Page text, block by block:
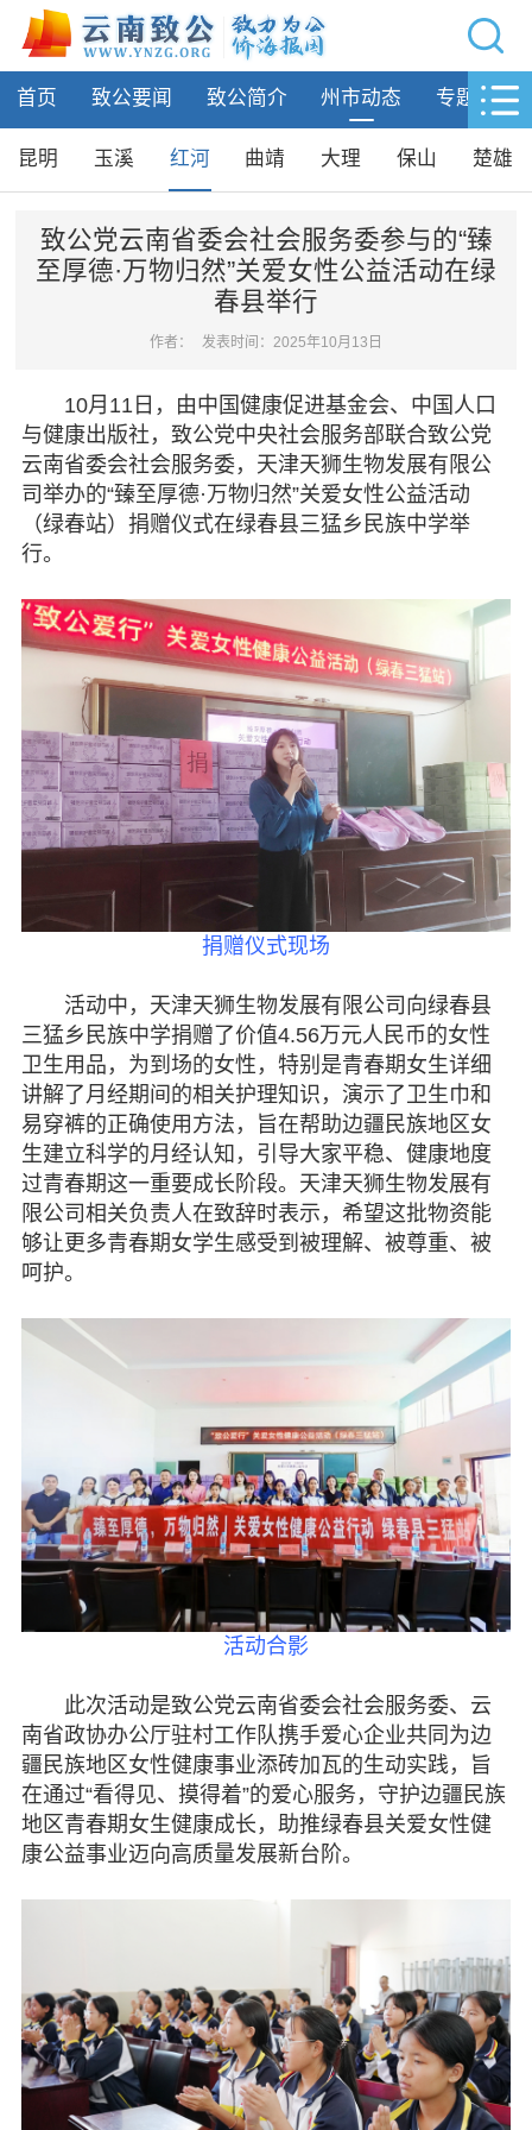
网站导航
首页
致公要闻
州市动态
昆明
玉溪
曲靖
大理
保山
楚雄
普洱
专题活动
履行职责
自身建设
致公风采
专委会
电子杂志
图片欣赏
视频中心
联系我们
媒体报道
脱贫攻坚
侨海动态
七彩云南
首页 致公要闻 致公简介 州市动态 专题活动
昆明 玉溪 红河 曲靖 大理 保山 楚雄
致公党云南省委会社会服务委参与的“臻
至厚德·万物归然”关爱女性公益活动在绿
春县举行
作者： 发表时间：2025年10月13日
10月11日，由中国健康促进基金会、中国人口
与健康出版社，致公党中央社会服务部联合致公党
云南省委会社会服务委，天津天狮生物发展有限公
司举办的“臻至厚德·万物归然”关爱女性公益活动
（绿春站）捐赠仪式在绿春县三猛乡民族中学举
行。
捐赠仪式现场
活动中，天津天狮生物发展有限公司向绿春县
三猛乡民族中学捐赠了价值4.56万元人民币的女性
卫生用品，为到场的女性，特别是青春期女生详细
讲解了月经期间的相关护理知识，演示了卫生巾和
易穿裤的正确使用方法，旨在帮助边疆民族地区女
生建立科学的月经认知，引导大家平稳、健康地度
过青春期这一重要成长阶段。天津天狮生物发展有
限公司相关负责人在致辞时表示，希望这批物资能
够让更多青春期女学生感受到被理解、被尊重、被
呵护。
活动合影
此次活动是致公党云南省委会社会服务委、云
南省政协办公厅驻村工作队携手爱心企业共同为边
疆民族地区女性健康事业添砖加瓦的生动实践，旨
在通过“看得见、摸得着”的爱心服务，守护边疆民族
地区青春期女生健康成长，助推绿春县关爱女性健
康公益事业迈向高质量发展新台阶。